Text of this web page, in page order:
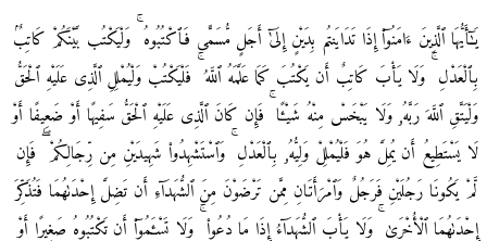
يَـٰٓأَيُّهَا ٱلَّذِينَ ءَامَنُوٓا۟ إِذَا تَدَايَنتُم بِدَيْنٍ إِلَىٰٓ أَجَلٍ مُّسَمًّى فَٱكْتُبُوهُ ۚ وَلْيَكْتُب بَّيْنَكُمْ كَاتِبٌۢ
بِٱلْعَدْلِ ۚ وَلَا يَأْبَ كَاتِبٌ أَن يَكْتُبَ كَمَا عَلَّمَهُ ٱللَّهُ ۚ فَلْيَكْتُبْ وَلْيُمْلِلِ ٱلَّذِى عَلَيْهِ ٱلْحَقُّ
وَلْيَتَّقِ ٱللَّهَ رَبَّهُۥ وَلَا يَبْخَسْ مِنْهُ شَيْـًٔا ۚ فَإِن كَانَ ٱلَّذِى عَلَيْهِ ٱلْحَقُّ سَفِيهًا أَوْ ضَعِيفًا أَوْ
لَا يَسْتَطِيعُ أَن يُمِلَّ هُوَ فَلْيُمْلِلْ وَلِيُّهُۥ بِٱلْعَدْلِ ۚ وَٱسْتَشْهِدُوا۟ شَهِيدَيْنِ مِن رِّجَالِكُمْ ۖ فَإِن
لَّمْ يَكُونَا رَجُلَيْنِ فَرَجُلٌ وَٱمْرَأَتَانِ مِمَّن تَرْضَوْنَ مِنَ ٱلشُّهَدَآءِ أَن تَضِلَّ إِحْدَىٰهُمَا فَتُذَكِّرَ
إِحْدَىٰهُمَا ٱلْأُخْرَىٰ ۚ وَلَا يَأْبَ ٱلشُّهَدَآءُ إِذَا مَا دُعُوا۟ ۚ وَلَا تَسْـَٔمُوٓا۟ أَن تَكْتُبُوهُ صَغِيرًا أَوْ